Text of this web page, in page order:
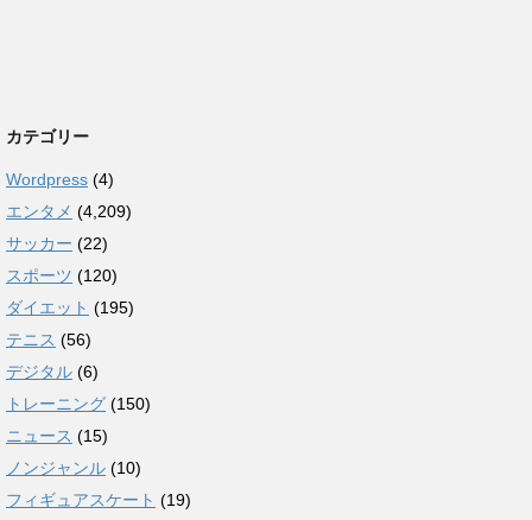
カテゴリー
Wordpress (4)
エンタメ (4,209)
サッカー (22)
スポーツ (120)
ダイエット (195)
テニス (56)
デジタル (6)
トレーニング (150)
ニュース (15)
ノンジャンル (10)
フィギュアスケート (19)